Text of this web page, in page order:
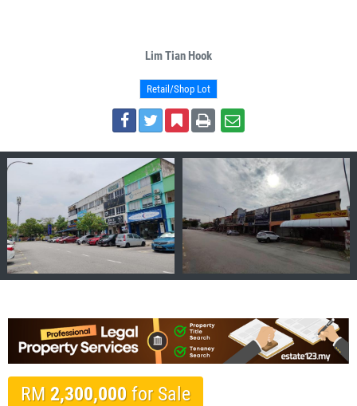
Lim Tian Hook
Retail/Shop Lot
RM 2,300,000 for Sale